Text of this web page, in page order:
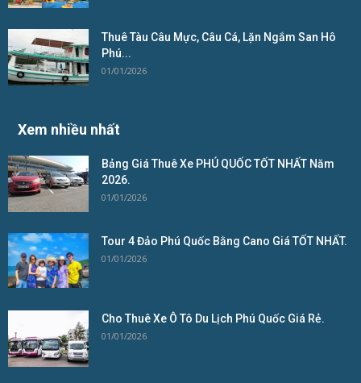
Thuê Tàu Câu Mực, Câu Cá, Lặn Ngắm San Hô
Phú...
01/01/2026
Xem nhiều nhất
Bảng Giá Thuê Xe PHÚ QUỐC TỐT NHẤT Năm
2026.
01/01/2026
Tour 4 Đảo Phú Quốc Bằng Cano Giá TỐT NHẤT.
01/01/2026
Cho Thuê Xe Ô Tô Du Lịch Phú Quốc Giá Rẻ.
01/01/2026